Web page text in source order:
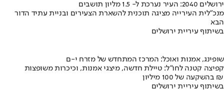
ירושלים 2040: העיר נערכת ל- 1.5 מליון תושבים
מנכ"לית העירייה מציגה תוכנית להשארת הצעירים ובניית עתיד הדור
הבא
בשיתוף עיריית ירושלים
שופינג, אמנות ואוכל: המרכז המתחדש של מזרח י-ם
קפיצה קטנה לחו"ל: טיילת חדשה, מיצגי אמנות, וכיכרות משופצות
בהשקעה של 100 מיליון ₪
בשיתוף עיריית ירושלים